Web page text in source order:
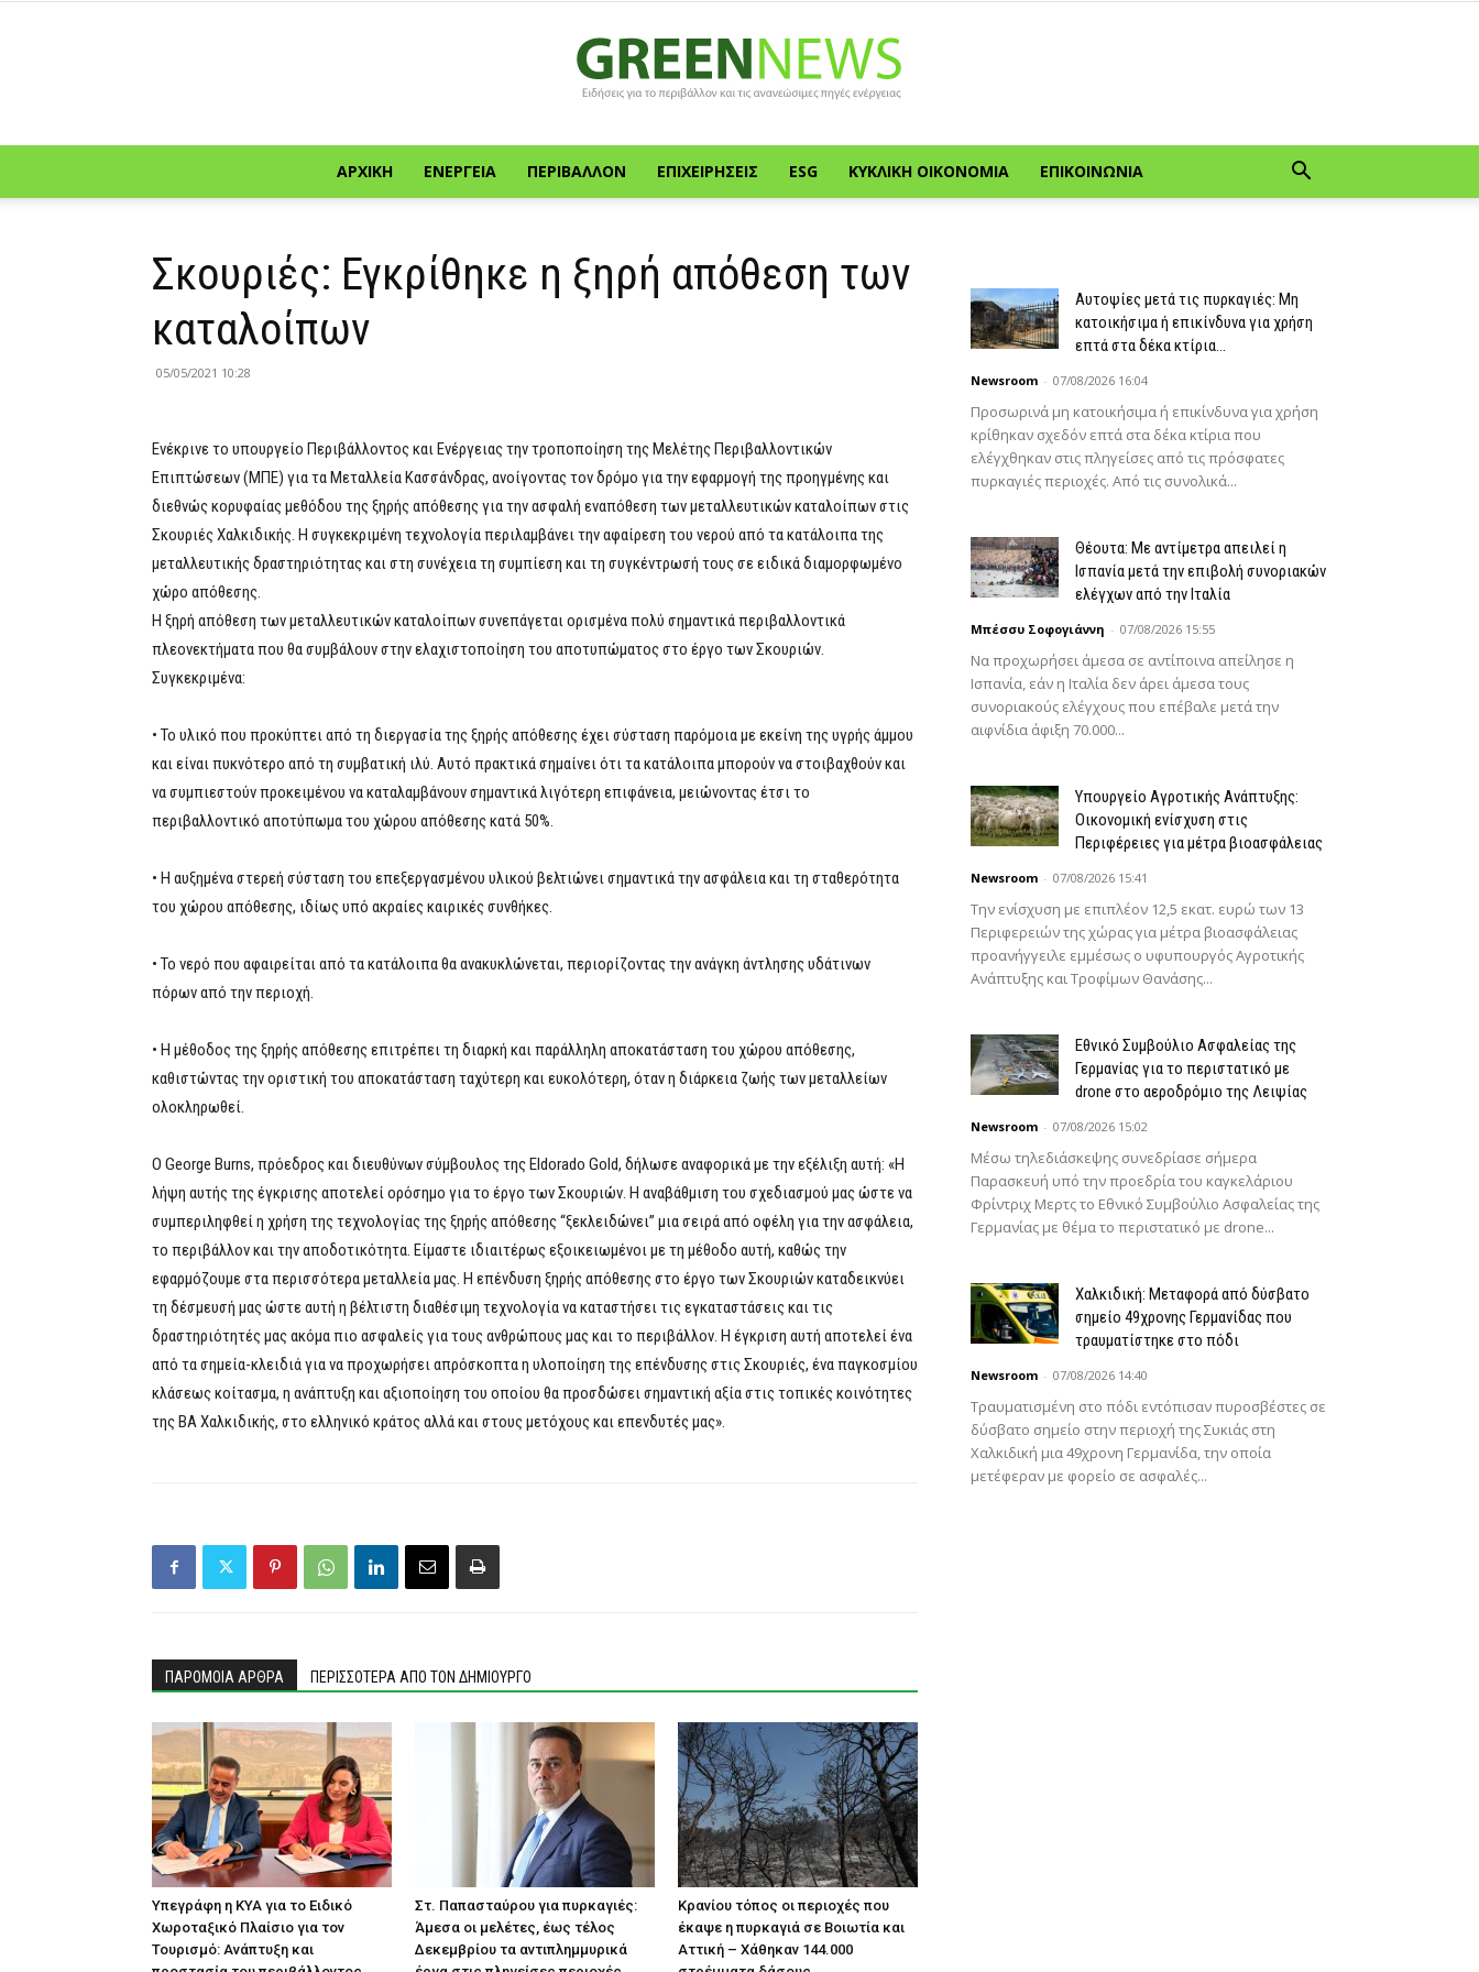
Green
ΑΡΧΙΚΉ ΕΝΈΡΓΕΙΑ ΠΕΡΙΒΆΛΛΟΝ ΕΠΙΧΕΙΡΉΣΕΙΣ ESG ΚΥΚΛΙΚΉ ΟΙΚΟΝΟΜΊΑ ΕΠΙΚΟΙΝΩΝΊΑ
Σκουριές: Εγκρίθηκε η ξηρή απόθεση των
καταλοίπων
05/05/2021 10:28
Ενέκρινε το υπουργείο Περιβάλλοντος και Ενέργειας την τροποποίηση της Μελέτης Περιβαλλοντικών
Επιπτώσεων (ΜΠΕ) για τα Μεταλλεία Κασσάνδρας, ανοίγοντας τον δρόμο για την εφαρμογή της προηγμένης και
διεθνώς κορυφαίας μεθόδου της ξηρής απόθεσης για την ασφαλή εναπόθεση των μεταλλευτικών καταλοίπων στις
Σκουριές Χαλκιδικής. Η συγκεκριμένη τεχνολογία περιλαμβάνει την αφαίρεση του νερού από τα κατάλοιπα της
μεταλλευτικής δραστηριότητας και στη συνέχεια τη συμπίεση και τη συγκέντρωσή τους σε ειδικά διαμορφωμένο
χώρο απόθεσης.
Η ξηρή απόθεση των μεταλλευτικών καταλοίπων συνεπάγεται ορισμένα πολύ σημαντικά περιβαλλοντικά
πλεονεκτήματα που θα συμβάλουν στην ελαχιστοποίηση του αποτυπώματος στο έργο των Σκουριών.
Συγκεκριμένα:
• Το υλικό που προκύπτει από τη διεργασία της ξηρής απόθεσης έχει σύσταση παρόμοια με εκείνη της υγρής άμμου
και είναι πυκνότερο από τη συμβατική ιλύ. Αυτό πρακτικά σημαίνει ότι τα κατάλοιπα μπορούν να στοιβαχθούν και
να συμπιεστούν προκειμένου να καταλαμβάνουν σημαντικά λιγότερη επιφάνεια, μειώνοντας έτσι το
περιβαλλοντικό αποτύπωμα του χώρου απόθεσης κατά 50%.
• Η αυξημένα στερεή σύσταση του επεξεργασμένου υλικού βελτιώνει σημαντικά την ασφάλεια και τη σταθερότητα
του χώρου απόθεσης, ιδίως υπό ακραίες καιρικές συνθήκες.
• Το νερό που αφαιρείται από τα κατάλοιπα θα ανακυκλώνεται, περιορίζοντας την ανάγκη άντλησης υδάτινων
πόρων από την περιοχή.
• Η μέθοδος της ξηρής απόθεσης επιτρέπει τη διαρκή και παράλληλη αποκατάσταση του χώρου απόθεσης,
καθιστώντας την οριστική του αποκατάσταση ταχύτερη και ευκολότερη, όταν η διάρκεια ζωής των μεταλλείων
ολοκληρωθεί.
Ο George Burns, πρόεδρος και διευθύνων σύμβουλος της Eldorado Gold, δήλωσε αναφορικά με την εξέλιξη αυτή: «Η
λήψη αυτής της έγκρισης αποτελεί ορόσημο για το έργο των Σκουριών. Η αναβάθμιση του σχεδιασμού μας ώστε να
συμπεριληφθεί η χρήση της τεχνολογίας της ξηρής απόθεσης “ξεκλειδώνει” μια σειρά από οφέλη για την ασφάλεια,
το περιβάλλον και την αποδοτικότητα. Είμαστε ιδιαιτέρως εξοικειωμένοι με τη μέθοδο αυτή, καθώς την
εφαρμόζουμε στα περισσότερα μεταλλεία μας. Η επένδυση ξηρής απόθεσης στο έργο των Σκουριών καταδεικνύει
τη δέσμευσή μας ώστε αυτή η βέλτιστη διαθέσιμη τεχνολογία να καταστήσει τις εγκαταστάσεις και τις
δραστηριότητές μας ακόμα πιο ασφαλείς για τους ανθρώπους μας και το περιβάλλον. Η έγκριση αυτή αποτελεί ένα
από τα σημεία-κλειδιά για να προχωρήσει απρόσκοπτα η υλοποίηση της επένδυσης στις Σκουριές, ένα παγκοσμίου
κλάσεως κοίτασμα, η ανάπτυξη και αξιοποίηση του οποίου θα προσδώσει σημαντική αξία στις τοπικές κοινότητες
της ΒΑ Χαλκιδικής, στο ελληνικό κράτος αλλά και στους μετόχους και επενδυτές μας».
ΠΑΡΟΜΟΙΑ ΑΡΘΡΑ ΠΕΡΙΣΣΟΤΕΡΑ ΑΠΟ ΤΟΝ ΔΗΜΙΟΥΡΓΟ
Υπεγράφη η ΚΥΑ για το Ειδικό
Χωροταξικό Πλαίσιο για τον
Τουρισμό: Ανάπτυξη και
Στ. Παπασταύρου για πυρκαγιές:
Άμεσα οι μελέτες, έως τέλος
Δεκεμβρίου τα αντιπλημμυρικά
Κρανίου τόπος οι περιοχές που
έκαψε η πυρκαγιά σε Βοιωτία και
Αττική – Χάθηκαν 144.000
Αυτοψίες μετά τις πυρκαγιές: Μη
κατοικήσιμα ή επικίνδυνα για χρήση
επτά στα δέκα κτίρια...
Newsroom - 07/08/2026 16:04
Προσωρινά μη κατοικήσιμα ή επικίνδυνα για χρήση
κρίθηκαν σχεδόν επτά στα δέκα κτίρια που
ελέγχθηκαν στις πληγείσες από τις πρόσφατες
πυρκαγιές περιοχές. Από τις συνολικά...
Θέουτα: Με αντίμετρα απειλεί η
Ισπανία μετά την επιβολή συνοριακών
ελέγχων από την Ιταλία
Μπέσσυ Σοφογιάννη - 07/08/2026 15:55
Να προχωρήσει άμεσα σε αντίποινα απείλησε η
Ισπανία, εάν η Ιταλία δεν άρει άμεσα τους
συνοριακούς ελέγχους που επέβαλε μετά την
αιφνίδια άφιξη 70.000...
Υπουργείο Αγροτικής Ανάπτυξης:
Οικονομική ενίσχυση στις
Περιφέρειες για μέτρα βιοασφάλειας
Newsroom - 07/08/2026 15:41
Την ενίσχυση με επιπλέον 12,5 εκατ. ευρώ των 13
Περιφερειών της χώρας για μέτρα βιοασφάλειας
προανήγγειλε εμμέσως ο υφυπουργός Αγροτικής
Ανάπτυξης και Τροφίμων Θανάσης...
Εθνικό Συμβούλιο Ασφαλείας της
Γερμανίας για το περιστατικό με
drone στο αεροδρόμιο της Λειψίας
Newsroom - 07/08/2026 15:02
Μέσω τηλεδιάσκεψης συνεδρίασε σήμερα
Παρασκευή υπό την προεδρία του καγκελάριου
Φρίντριχ Μερτς το Εθνικό Συμβούλιο Ασφαλείας της
Γερμανίας με θέμα το περιστατικό με drone...
Χαλκιδική: Μεταφορά από δύσβατο
σημείο 49χρονης Γερμανίδας που
τραυματίστηκε στο πόδι
Newsroom - 07/08/2026 14:40
Τραυματισμένη στο πόδι εντόπισαν πυροσβέστες σε
δύσβατο σημείο στην περιοχή της Συκιάς στη
Χαλκιδική μια 49χρονη Γερμανίδα, την οποία
μετέφεραν με φορείο σε ασφαλές...